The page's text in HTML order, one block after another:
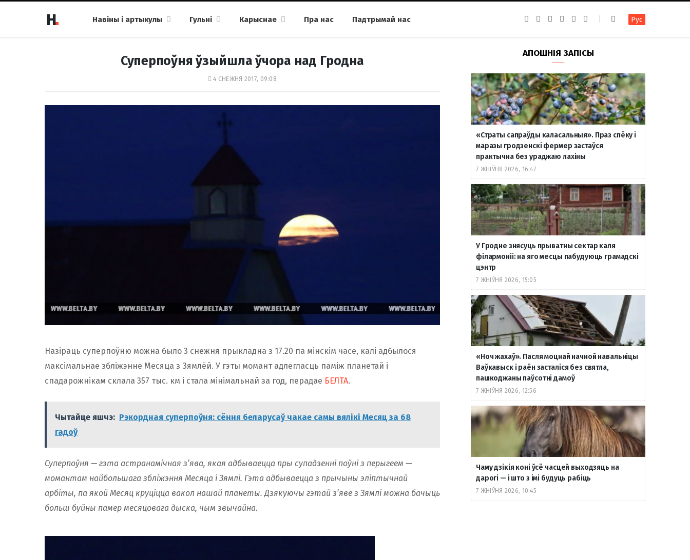
Навіны і артыкулы Гульні Карыснае Пра нас Падтрымай нас
b
o
k
a
g
a
m
g
r
a
m
u
b
т
а
т
е
Рус
Суперпоўня ўзыйшла ўчора над Гродна
4 СНЕЖНЯ 2017, 09:08
Назіраць суперпоўню можна было 3 снежня прыкладна з 17.20 па мінскім часе, калі адбылося
максімальнае збліжэнне Месяца з Зямлёй. У гэты момант адлегласць паміж планетай і
спадарожнікам склала 357 тыс. км і стала мінімальнай за год, перадае БЕЛТА.
Чытайце яшчэ: Рэкордная суперпоўня: сёння беларусаў чакае самы вялікі Месяц за 68
гадоў
Суперпоўня — гэта астранамічная з’ява, якая адбываецца пры супадзенні поўні з перыгеем —
момантам найбольшага збліжэння Месяца і Зямлі. Гэта адбываецца з прычыны эліптычнай
арбіты, па якой Месяц круціцца вакол нашай планеты. Дзякуючы гэтай з’яве з Зямлі можна бачыць
больш буйны памер месяцовага дыска, чым звычайна.
АПОШНІЯ ЗАПІСЫ
«Страты сапраўды каласальныя». Праз спёку і
маразы гродзенскі фермер застаўся
практычна без ураджаю лахіны
7 ЖНІЎНЯ 2026, 16:47
У Гродне знясуць прыватны сектар каля
філармоніі: на яго месцы пабудуюць грамадскі
цэнтр
7 ЖНІЎНЯ 2026, 15:05
«Ноч жахаў». Пасля моцнай начной навальніцы
Ваўкавыск і раён засталіся без святла,
пашкоджаны паўсотні дамоў
7 ЖНІЎНЯ 2026, 12:56
Чаму дзікія коні ўсё часцей выходзяць на
дарогі — і што з імі будуць рабіць
7 ЖНІЎНЯ 2026, 10:45